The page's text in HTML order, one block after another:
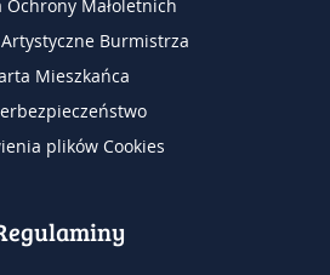
Ochrony Małoletnich
Burmistrza
Mieszkańca
plików Cookies